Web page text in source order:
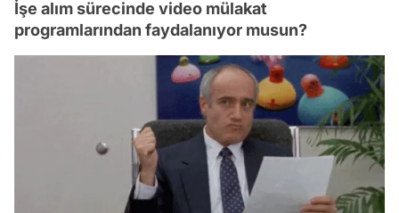
İşe alım sürecinde video mülakat
programlarından faydalanıyor musun?